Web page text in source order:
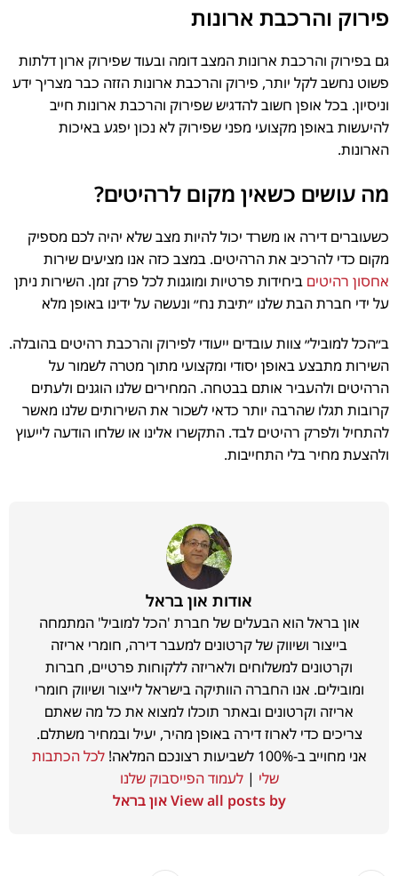
פירוק והרכבת ארונות
גם בפירוק והרכבת ארונות המצב דומה ובעוד שפירוק ארון דלתות
פשוט נחשב לקל יותר, פירוק והרכבת ארונות הזזה כבר מצריך ידע
וניסיון. בכל אופן חשוב להדגיש שפירוק והרכבת ארונות חייב
להיעשות באופן מקצועי מפני שפירוק לא נכון יפגע באיכות
הארונות.
מה עושים כשאין מקום לרהיטים?
כשעוברים דירה או משרד יכול להיות מצב שלא יהיה לכם מספיק
מקום כדי להרכיב את הרהיטים. במצב כזה אנו מציעים שירות
אחסון רהיטים ביחידות פרטיות ומוגנות לכל פרק זמן. השירות ניתן
על ידי חברת הבת שלנו ״תיבת נח״ ונעשה על ידינו באופן מלא
ב״הכל למוביל״ צוות עובדים ייעודי לפירוק והרכבת רהיטים בהובלה.
השירות מתבצע באופן יסודי ומקצועי מתוך מטרה לשמור על
הרהיטים ולהעביר אותם בבטחה. המחירים שלנו הוגנים ולעתים
קרובות תגלו שהרבה יותר כדאי לשכור את השירותים שלנו מאשר
להתחיל ולפרק רהיטים לבד. התקשרו אלינו או שלחו הודעה לייעוץ
ולהצעת מחיר בלי התחייבות.
אודות און בראל
און בראל הוא הבעלים של חברת 'הכל למוביל' המתמחה
בייצור ושיווק של קרטונים למעבר דירה, חומרי אריזה
וקרטונים למשלוחים ולאריזה ללקוחות פרטיים, חברות
ומובילים. אנו החברה הוותיקה בישראל לייצור ושיווק חומרי
אריזה וקרטונים ובאתר תוכלו למצוא את כל מה שאתם
צריכים כדי לארוז דירה באופן מהיר, יעיל ובמחיר משתלם.
אני מחוייב ב-100% לשביעות רצונכם המלאה!
לכל הכתבות
שלי |לעמוד הפייסבוק שלנו
View all posts by און בראל